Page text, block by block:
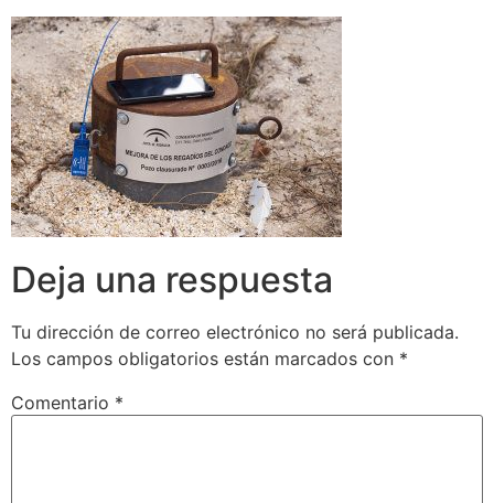
Deja una respuesta
Tu dirección de correo electrónico no será publicada.
Los campos obligatorios están marcados con *
Comentario *